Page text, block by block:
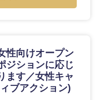
栃木県
東京都
性向けオープン
ジションに応じ
ます／女性キャ
ブアクション)